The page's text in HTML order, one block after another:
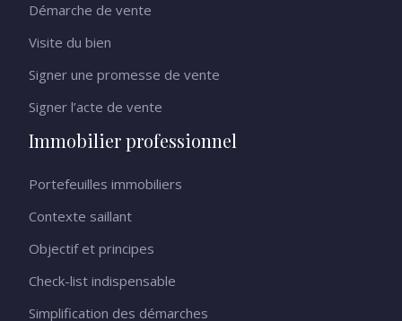
Démarche de vente
Visite du bien
Signer une promesse de vente
Signer l’acte de vente
Immobilier professionnel
Portefeuilles immobiliers
Contexte saillant
Objectif et principes
Check-list indispensable
Simplification des démarches